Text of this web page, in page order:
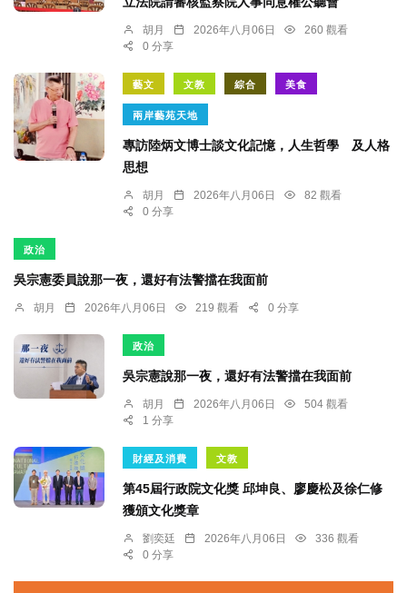
胡月 2026年八月06日
260 觀看
0 分享
藝文 文教 綜合 美食
兩岸藝苑天地
專訪陸炳文博士談文化記憶，人生哲學 及人格
思想
胡月 2026年八月06日
82 觀看
0 分享
政治
吳宗憲委員說那一夜，還好有法警擋在我面前
胡月 2026年八月06日 219 觀看 0 分享
政治
吳宗憲說那一夜，還好有法警擋在我面前
胡月 2026年八月06日
504 觀看
1 分享
財經及消費 文教
第45屆行政院文化獎 邱坤良、廖慶松及徐仁修
獲頒文化獎章
劉奕廷 2026年八月06日
336 觀看
0 分享